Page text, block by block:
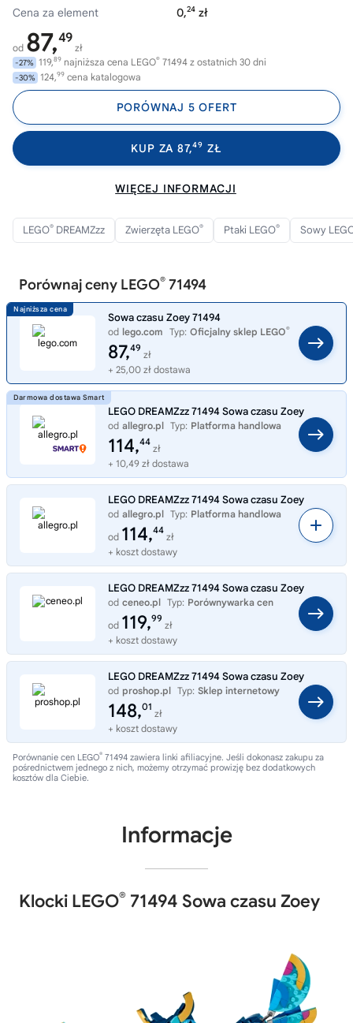
Cena za element
0,24 zł
od 87,49
zł
-27% 119,89 najniższa cena LEGO® 71494 z ostatnich 30 dni
-30% 124,99 cena katalogowa
PORÓWNAJ 5 OFERT
KUP ZA 87,49 ZŁ
WIĘCEJ INFORMACJI
LEGO® DREAMZzz Zwierzęta LEGO® Ptaki LEGO® Sowy
Porównaj ceny LEGO® 71494
Sowa czasu Zoey 71494
od lego.com Typ: Oficjalny sklep LEGO®
87,49
zł
+ 25,00 zł dostawa
LEGO DREAMZzz 71494 Sowa czasu Zoey
od allegro.pl Typ: Platforma handlowa
114,44
zł
+ 10,49 zł dostawa
LEGO DREAMZzz 71494 Sowa czasu Zoey
od allegro.pl Typ: Platforma handlowa
od 114,44
zł
+ koszt dostawy
LEGO DREAMZzz 71494 Sowa czasu Zoey
od ceneo.pl Typ: Porównywarka cen
od 119,99
zł
+ koszt dostawy
LEGO DREAMZzz 71494 Sowa czasu Zoey
od proshop.pl Typ: Sklep internetowy
148,01
zł
+ koszt dostawy
Porównanie cen LEGO® 71494 zawiera linki afiliacyjne. Jeśli dokonasz zakupu za
pośrednictwem jednego z nich, możemy otrzymać prowizję bez dodatkowych
kosztów dla Ciebie.
Informacje
Klocki LEGO® 71494 Sowa czasu Zoey